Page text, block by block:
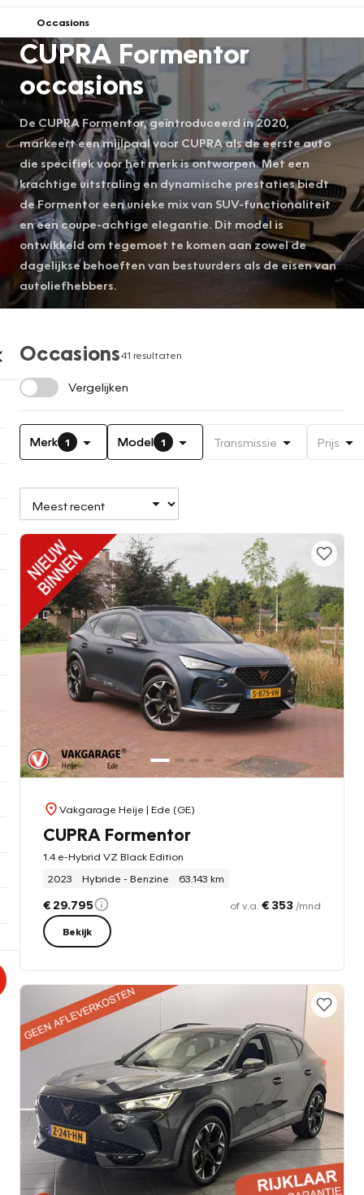
Occasions
CUPRA Formentor
occasions
De CUPRA Formentor, geïntroduceerd in 2020,
markeert een mijlpaal voor CUPRA als de eerste auto
die specifiek voor het merk is ontworpen. Met een
krachtige uitstraling en dynamische prestaties biedt
de Formentor een unieke mix van SUV-functionaliteit
en een coupe-achtige elegantie. Dit model is
ontwikkeld om tegemoet te komen aan zowel de
dagelijkse behoeften van bestuurders als de eisen van
autoliefhebbers.
Occasions41 resultaten
Vergelijken
Merk 1 Model 1 Transmissie Prijs
Vakgarage Heije | Ede (GE)
CUPRA Formentor
1.4 e-Hybrid VZ Black Edition
2023
Hybride - Benzine 63.143 km
€ 29.795 of v.a. € 353 /mnd
Bekijk